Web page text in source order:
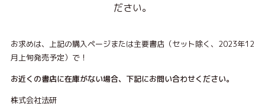
ださい。
お求めは、上記の購入ページまたは主要書店（セット除く、2023年12
月上旬発売予定）で！
お近くの書店に在庫がない場合、下記にお問い合わせください。
株式会社法研